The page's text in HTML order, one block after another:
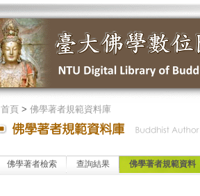
首頁> 佛學著者規範資料庫
佛學著者檢索 查詢結果 佛學著者規範資料